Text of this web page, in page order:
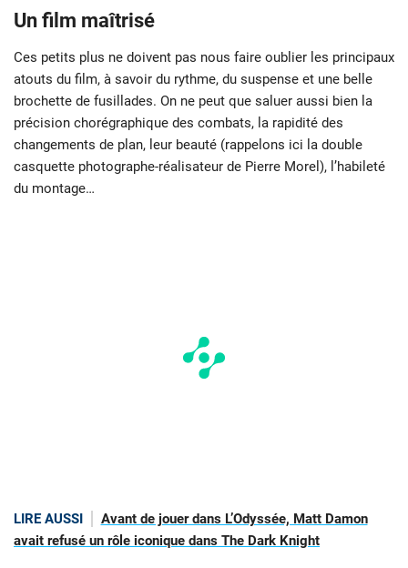
Un film maîtrisé
Ces petits plus ne doivent pas nous faire oublier les principaux
atouts du film, à savoir du rythme, du suspense et une belle
brochette de fusillades. On ne peut que saluer aussi bien la
précision chorégraphique des combats, la rapidité des
changements de plan, leur beauté (rappelons ici la double
casquette photographe-réalisateur de Pierre Morel), l’habileté
du montage…
LIRE AUSSI
Avant de jouer dans L’Odyssée, Matt Damon
avait refusé un rôle iconique dans The Dark Knight